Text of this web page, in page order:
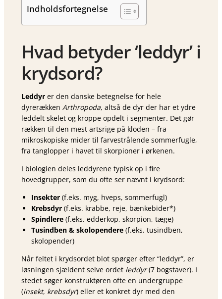
Indholdsfortegnelse
Hvad betyder ‘leddyr’ i
krydsord?
Leddyr er den danske betegnelse for hele
dyrerækken Arthropoda, altså de dyr der har et ydre
leddelt skelet og kroppe opdelt i segmenter. Det gør
rækken til den mest artsrige på kloden – fra
mikroskopiske mider til farvestrålende sommerfugle,
fra tanglopper i havet til skorpioner i ørkenen.
I biologien deles leddyrene typisk op i fire
hovedgrupper, som du ofte ser nævnt i krydsord:
Insekter (f.eks. myg, hveps, sommerfugl)
Krebsdyr (f.eks. krabbe, reje, bænkebider*)
Spindlere (f.eks. edderkop, skorpion, tæge)
Tusindben & skolopendere (f.eks. tusindben,
skolopender)
Når feltet i krydsordet blot spørger efter “leddyr”, er
løsningen sjældent selve ordet leddyr(7 bogstaver). I
stedet søger konstruktøren ofte en undergruppe
(insekt, krebsdyr) eller et konkret dyr med den